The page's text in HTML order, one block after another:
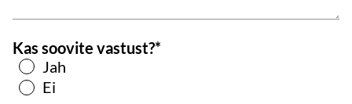
Kas soovite vastust?
Jah
Ei